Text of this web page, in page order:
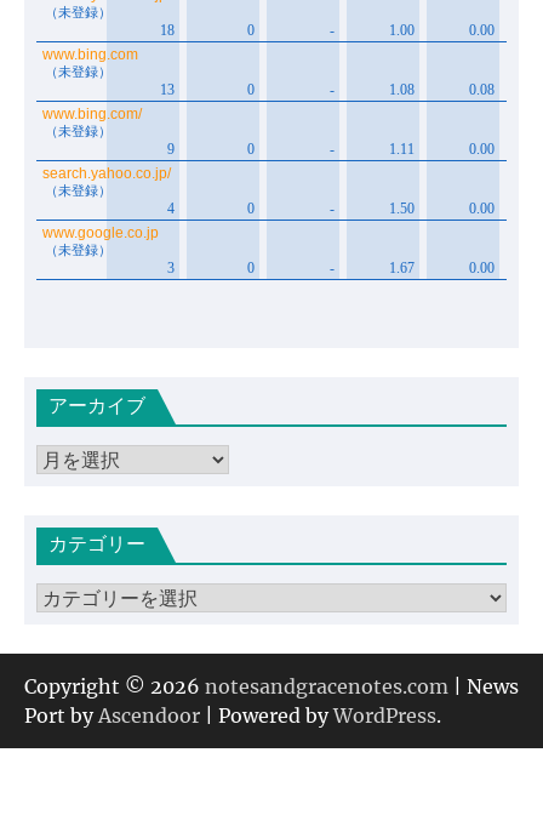
アーカイブ
ア
イカテゴリー
カ
ゴ
リ
ー
Copyright © 2026 notesandgracenotes.com | News
Port by Ascendoor | Powered byWordPress.